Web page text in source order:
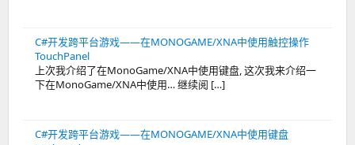
C#开发跨平台游戏——在MONOGAME/XNA中使用触控操作
TouchPanel
上次我介绍了在MonoGame/XNA中使用键盘, 这次我来介绍一
下在MonoGame/XNA中使用… 继续阅 […]
C#开发跨平台游戏——在MONOGAME/XNA中使用键盘